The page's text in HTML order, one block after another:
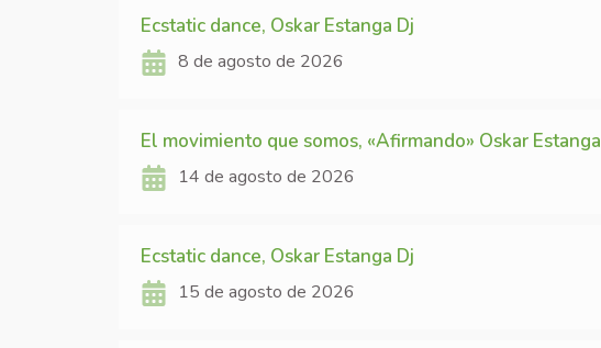
Ecstatic dance, Oskar Estanga Dj
8 de agosto de 2026
El movimiento que somos, «Afirmando» Oskar Estanga
14 de agosto de 2026
Ecstatic dance, Oskar Estanga Dj
15 de agosto de 2026